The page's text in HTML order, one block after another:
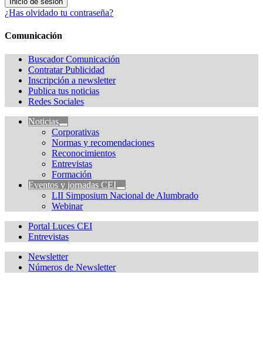
¿Has olvidado tu contraseña?
Comunicación
Buscador Comunicación
Contratar Publicidad
Inscripción a newsletter
Publica tus noticias
Redes Sociales
Noticias
Corporativas
Normas y recomendaciones
Reconocimientos
Entrevistas
Formación
Eventos y jornadas CEI
LII Simposium Nacional de Alumbrado
Webinar
Portal Luces CEI
Entrevistas
Newsletter
Números de Newsletter